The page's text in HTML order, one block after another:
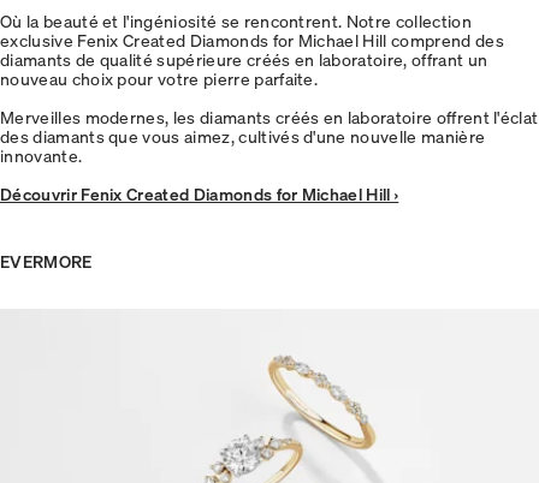
Où la beauté et l'ingéniosité se rencontrent. Notre collection
exclusive Fenix Created Diamonds for Michael Hill comprend des
diamants de qualité supérieure créés en laboratoire, offrant un
nouveau choix pour votre pierre parfaite.
Merveilles modernes, les diamants créés en laboratoire offrent l'éclat
des diamants que vous aimez, cultivés d'une nouvelle manière
innovante.
Découvrir Fenix Created Diamonds for Michael Hill ›
EVERMORE